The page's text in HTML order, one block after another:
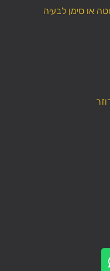
או סימן לבעיה